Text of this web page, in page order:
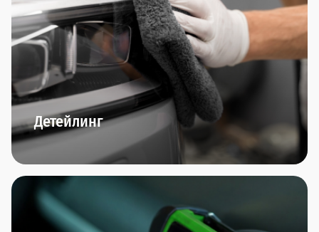
Детейлинг
Комплексная мойка автомобиля, химчистка
салона,багажника, обезжиривание кузова,
очистка чистящей глиной, чистка и полировка
колёсных дисков,нанесение прогрессивных
защитных покрытий (нанокерамика, воск,
антидождь) - мы любим заботиться о внешнем
виде вашего автомобиля.